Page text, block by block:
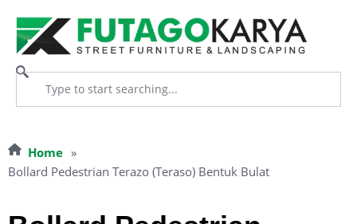
Home »
Bollard Pedestrian Terazo (Teraso) Bentuk Bulat